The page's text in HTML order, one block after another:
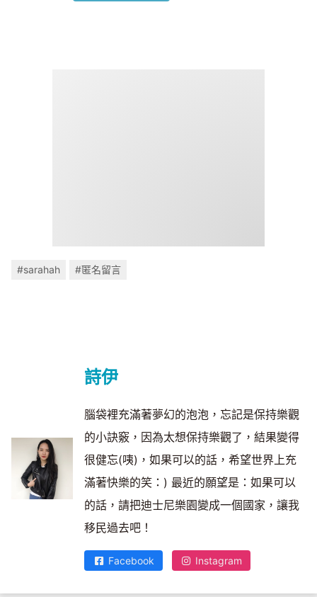
#sarahah #匿名留言
詩伊
腦袋裡充滿著夢幻的泡泡，忘記是保持樂觀
的小訣竅，因為太想保持樂觀了，結果變得
很健忘(咦)，如果可以的話，希望世界上充
滿著快樂的笑：) 最近的願望是：如果可以
的話，請把迪士尼樂園變成一個國家，讓我
移民過去吧！
Facebook Instagram